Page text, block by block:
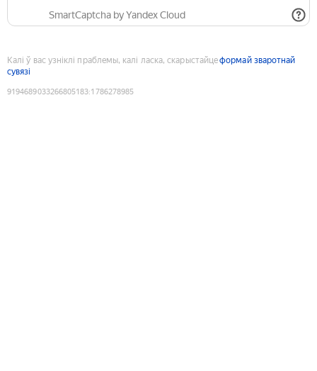
SmartCaptcha by Yandex Cloud
Калі ў вас узніклі праблемы, калі ласка, скарыстайцеформай зваротнай
сувязі
9194689033266805183:1786278985